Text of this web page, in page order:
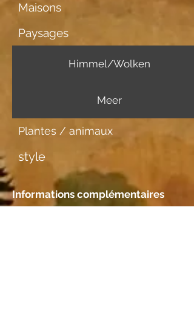
Maisons
Paysages
Himmel/Wolken
Meer
Plantes / animaux
style
Informations complémentaires